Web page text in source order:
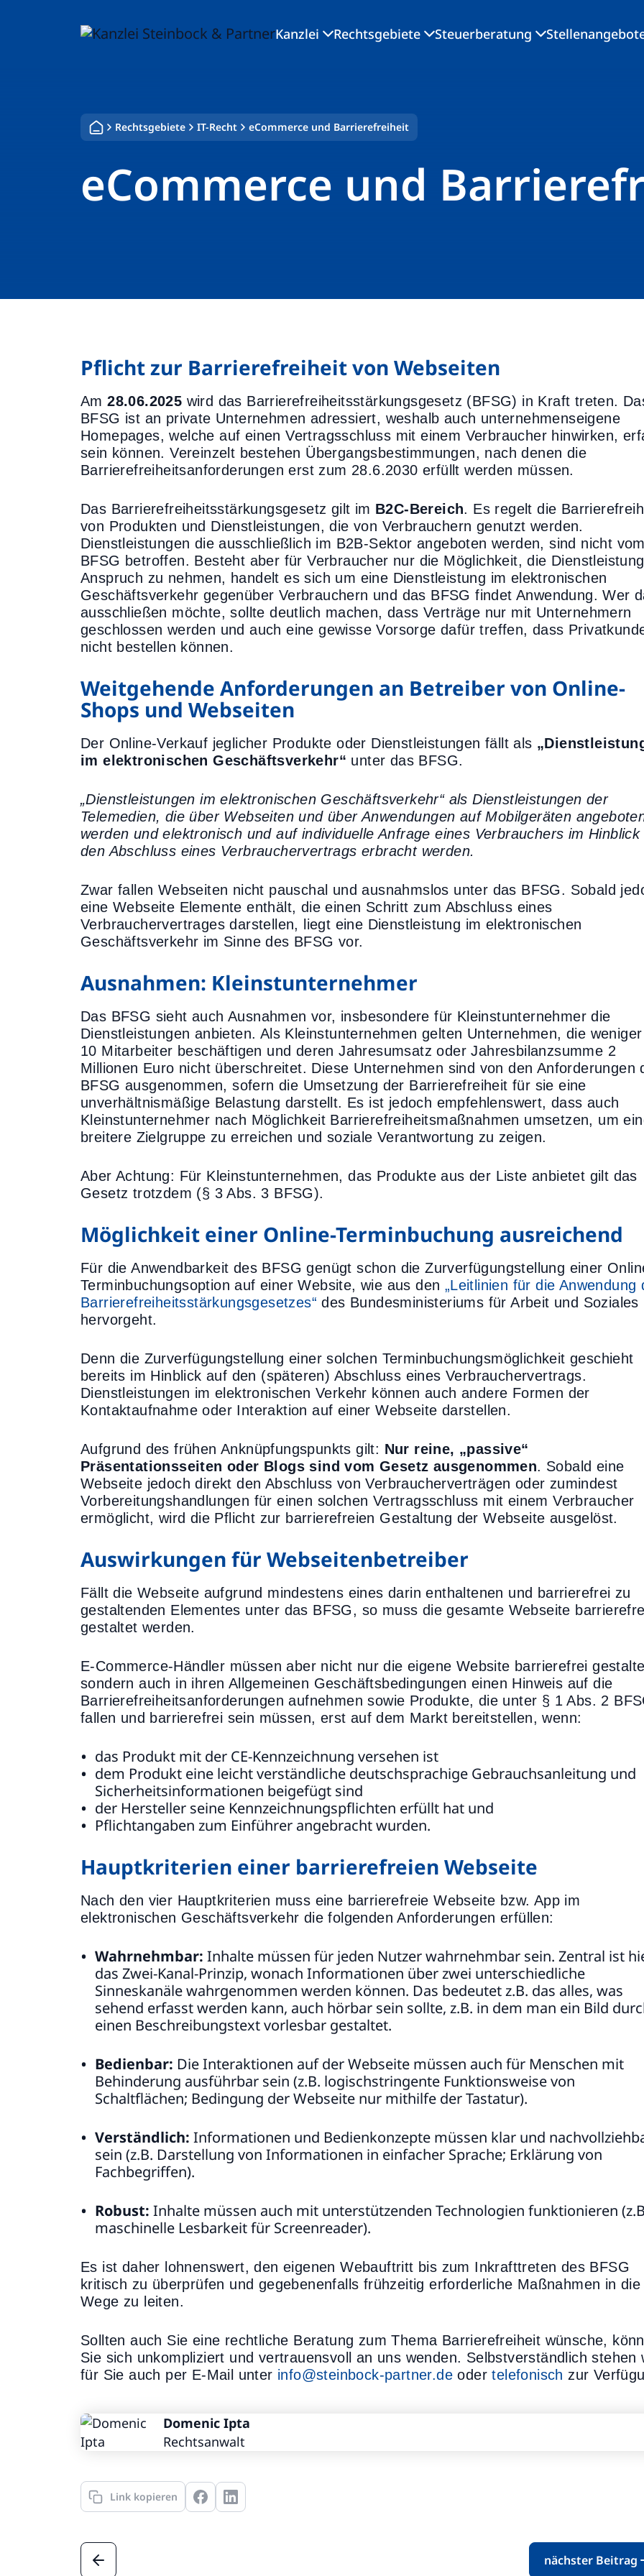
Kanzlei Rechtsgebiete Steuerberatung
Rechtsgebiete IT-Recht eCommerce und Barrierefreiheit
eCommerce und
Pflicht zur Barrierefreiheit von Webseiten
Am28.06.2025 wird das Barrierefreiheitsstärkungsgesetz (BFSG) in Kraft treten.
BFSG ist an private Unternehmen adressiert, weshalb auch unternehmenseigene
Homepages, welche auf einen Vertragsschluss mit einem Verbraucher hinwirken,
sein können. Vereinzelt bestehen Übergangsbestimmungen, nach denen die
Barrierefreiheitsanforderungen erst zum 28.6.2030 erfüllt werden müssen.
Das Barrierefreiheitsstärkungsgesetz gilt im B2C-Bereich. Es regelt die
von Produkten und Dienstleistungen, die von Verbrauchern genutzt werden.
Dienstleistungen die ausschließlich im B2B-Sektor angeboten werden, sind nicht vom
BFSG betroffen. Besteht aber für Verbraucher nur die Möglichkeit, die
Anspruch zu nehmen, handelt es sich um eine Dienstleistung im elektronischen
Geschäftsverkehr gegenüber Verbrauchern und das BFSG findet Anwendung. Wer
ausschließen möchte, sollte deutlich machen, dass Verträge nur mit Unternehmern
geschlossen werden und auch eine gewisse Vorsorge dafür treffen, dass
nicht bestellen können.
Weitgehende Anforderungen an Betreiber von Online-
Shops und Webseiten
Der Online-Verkauf jeglicher Produkte oder Dienstleistungen fällt als
im elektronischen Geschäftsverkehr“ unter das BFSG.
„Dienstleistungen im elektronischen Geschäftsverkehr“ als Dienstleistungen der
Telemedien, die über Webseiten und über Anwendungen auf Mobilgeräten
werden und elektronisch und auf individuelle Anfrage eines Verbrauchers im Hinblick
den Abschluss eines Verbrauchervertrags erbracht werden.
Zwar fallen Webseiten nicht pauschal und ausnahmslos unter das BFSG. Sobald
eine Webseite Elemente enthält, die einen Schritt zum Abschluss eines
Verbrauchervertrages darstellen, liegt eine Dienstleistung im elektronischen
Geschäftsverkehr im Sinne des BFSG vor.
Ausnahmen: Kleinstunternehmer
Das BFSG sieht auch Ausnahmen vor, insbesondere für Kleinstunternehmer die
Dienstleistungen anbieten. Als Kleinstunternehmen gelten Unternehmen, die
10 Mitarbeiter beschäftigen und deren Jahresumsatz oder Jahresbilanzsumme 2
Millionen Euro nicht überschreitet. Diese Unternehmen sind von den Anforderungen
BFSG ausgenommen, sofern die Umsetzung der Barrierefreiheit für sie eine
unverhältnismäßige Belastung darstellt. Es ist jedoch empfehlenswert, dass auch
Kleinstunternehmer nach Möglichkeit Barrierefreiheitsmaßnahmen umsetzen, um
breitere Zielgruppe zu erreichen und soziale Verantwortung zu zeigen.
Aber Achtung: Für Kleinstunternehmen, das Produkte aus der Liste anbietet gilt das
Gesetz trotzdem (§ 3 Abs. 3 BFSG).
Möglichkeit einer Online-Terminbuchung ausreichend
Für die Anwendbarkeit des BFSG genügt schon die Zurverfügungstellung einer
Terminbuchungsoption auf einer Website, wie aus den „Leitlinien für die Anwendung
Barrierefreiheitsstärkungsgesetzes“ des Bundesministeriums für Arbeit und Soziales
hervorgeht.
Denn die Zurverfügungstellung einer solchen Terminbuchungsmöglichkeit geschieht
bereits im Hinblick auf den (späteren) Abschluss eines Verbrauchervertrags.
Dienstleistungen im elektronischen Verkehr können auch andere Formen der
Kontaktaufnahme oder Interaktion auf einer Webseite darstellen.
Aufgrund des frühen Anknüpfungspunkts gilt: Nur reine, „passive“
Präsentationsseiten oder Blogs sind vom Gesetz ausgenommen. Sobald eine
Webseite jedoch direkt den Abschluss von Verbraucherverträgen oder zumindest
Vorbereitungshandlungen für einen solchen Vertragsschluss mit einem Verbraucher
ermöglicht, wird die Pflicht zur barrierefreien Gestaltung der Webseite ausgelöst.
Auswirkungen für Webseitenbetreiber
Fällt die Webseite aufgrund mindestens eines darin enthaltenen und barrierefrei zu
gestaltenden Elementes unter das BFSG, so muss die gesamte Webseite
gestaltet werden.
E-Commerce-Händler müssen aber nicht nur die eigene Website barrierefrei
sondern auch in ihren Allgemeinen Geschäftsbedingungen einen Hinweis auf die
Barrierefreiheitsanforderungen aufnehmen sowie Produkte, die unter § 1 Abs. 2
fallen und barrierefrei sein müssen, erst auf dem Markt bereitstellen, wenn:
das Produkt mit der CE-Kennzeichnung versehen ist
dem Produkt eine leicht verständliche deutschsprachige Gebrauchsanleitung und
Sicherheitsinformationen beigefügt sind
der Hersteller seine Kennzeichnungspflichten erfüllt hat und
Pflichtangaben zum Einführer angebracht wurden.
Hauptkriterien einer barrierefreien Webseite
Nach den vier Hauptkriterien muss eine barrierefreie Webseite bzw. App im
elektronischen Geschäftsverkehr die folgenden Anforderungen erfüllen:
Wahrnehmbar: Inhalte müssen für jeden Nutzer wahrnehmbar sein. Zentral ist
das Zwei-Kanal-Prinzip, wonach Informationen über zwei unterschiedliche
Sinneskanäle wahrgenommen werden können. Das bedeutet z.B. das alles, was
sehend erfasst werden kann, auch hörbar sein sollte, z.B. in dem man ein Bild
einen Beschreibungstext vorlesbar gestaltet.
Bedienbar: Die Interaktionen auf der Webseite müssen auch für Menschen mit
Behinderung ausführbar sein (z.B. logischstringente Funktionsweise von
Schaltflächen; Bedingung der Webseite nur mithilfe der Tastatur).
Verständlich: Informationen und Bedienkonzepte müssen klar und
sein (z.B. Darstellung von Informationen in einfacher Sprache; Erklärung von
Fachbegriffen).
Robust: Inhalte müssen auch mit unterstützenden Technologien funktionieren
maschinelle Lesbarkeit für Screenreader).
Es ist daher lohnenswert, den eigenen Webauftritt bis zum Inkrafttreten des BFSG
kritisch zu überprüfen und gegebenenfalls frühzeitig erforderliche Maßnahmen in die
Wege zu leiten.
Sollten auch Sie eine rechtliche Beratung zum Thema Barrierefreiheit wünsche,
Sie sich unkompliziert und vertrauensvoll an uns wenden. Selbstverständlich stehen
für Sie auch per E-Mail unter info@steinbock-partner.de odertelefonisch zur
Domenic Ipta
Rechtsanwalt
Link kopieren
nächster Beitrag